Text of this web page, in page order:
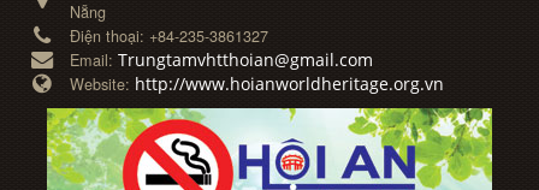
Nẵng
Điện thoại: +84-235-3861327
Email:Trungtamvhtthoian@gmail.com
Website: http://www.hoianworldheritage.org.vn